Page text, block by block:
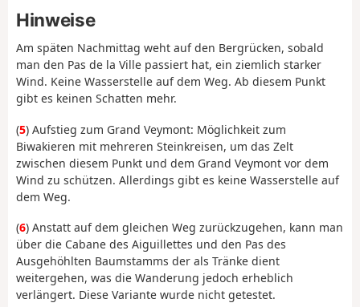
Hinweise
Am späten Nachmittag weht auf den Bergrücken, sobald
man den Pas de la Ville passiert hat, ein ziemlich starker
Wind. Keine Wasserstelle auf dem Weg. Ab diesem Punkt
gibt es keinen Schatten mehr.
(5) Aufstieg zum Grand Veymont: Möglichkeit zum
Biwakieren mit mehreren Steinkreisen, um das Zelt
zwischen diesem Punkt und dem Grand Veymont vor dem
Wind zu schützen. Allerdings gibt es keine Wasserstelle auf
dem Weg.
(6) Anstatt auf dem gleichen Weg zurückzugehen, kann man
über die Cabane des Aiguillettes und den Pas des
Ausgehöhlten Baumstamms der als Tränke dient
weitergehen, was die Wanderung jedoch erheblich
verlängert. Diese Variante wurde nicht getestet.